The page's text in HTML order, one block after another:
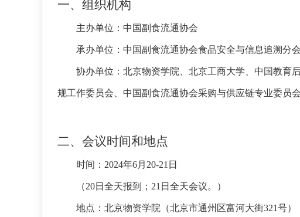
一、组织机构
主办单位：中国副食流通协会
承办单位：中国副食流通协会食品安全与信息追溯分
协办单位：北京物资学院、北京工商大学、中国教育
规工作委员会、中国副食流通协会采购与供应链专业委员
二、会议时间和地点
时间： 2024年6月20-21日
（20日全天报到；21日全天会议。）
地点：北京物资学院（北京市通州区富河大街321号）